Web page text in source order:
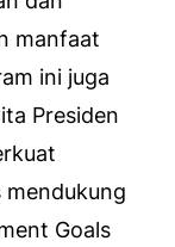
manfaat
ini juga
Presiden
mendukung
Goals